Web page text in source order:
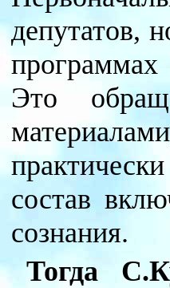
депутатов,
Это
состав
сознания.
Тогда